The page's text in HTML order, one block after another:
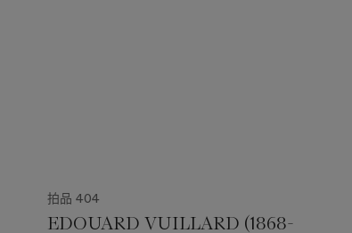
拍品 404
EDOUARD VUILLARD (1868-